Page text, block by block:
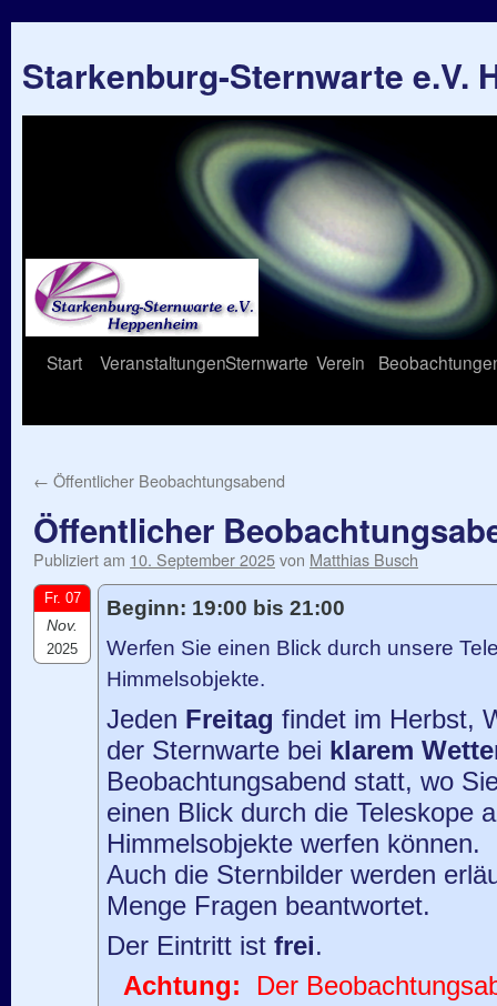
Starkenburg-Sternwarte e.V.
Springe
Start VeranstaltungenSternwarte Verein
← Öffentlicher Beobachtungsabend
Öffentlicher
Publiziert am 10. September 2025von Matthias Busch
Fr. 07
Nov.
2025
Beginn: 19:00 bis 21:00
Werfen Sie einen Blick durch unsere
Himmelsobjekte.
Jeden Freitag findet im Herbst,
der Sternwarte bei klarem
Beobachtungsabend statt, wo
einen Blick durch die Teleskope
Himmelsobjekte werfen können.
Auch die Sternbilder werden
Menge Fragen beantwortet.
Der Eintritt ist frei.
Achtung: Der